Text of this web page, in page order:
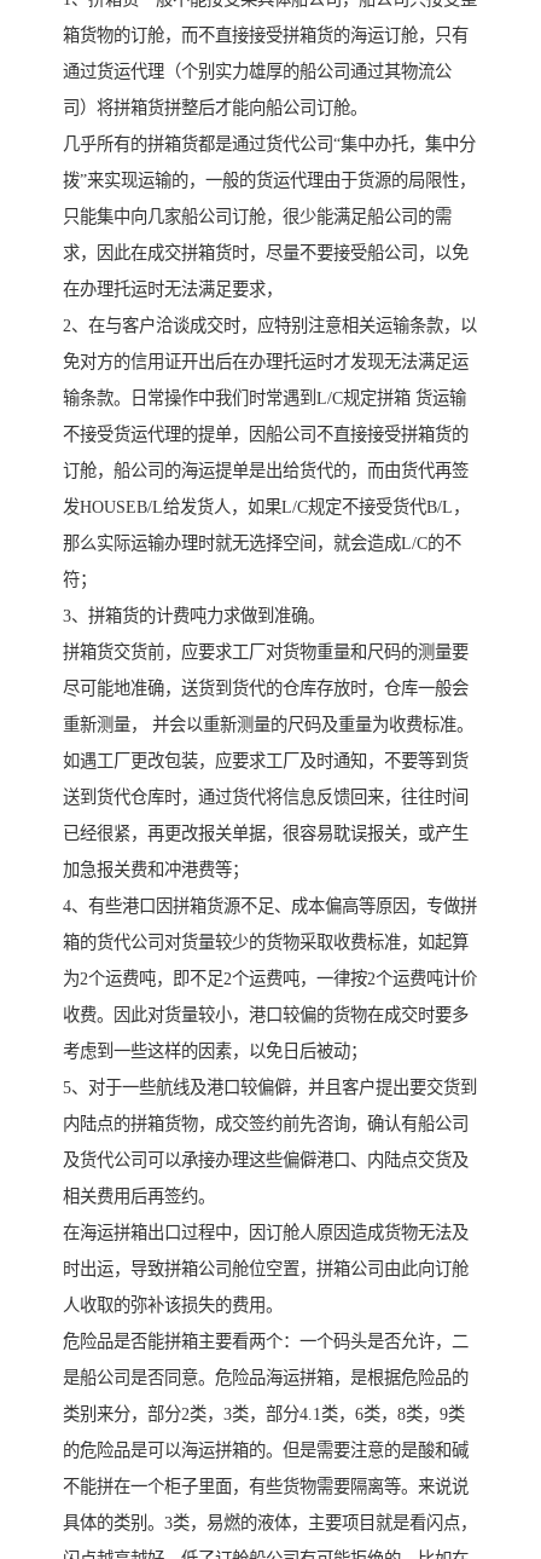
箱货物的订舱，而不直接接受拼箱货的海运订舱，只有
通过货运代理（个别实力雄厚的船公司通过其物流公
司）将拼箱货拼整后才能向船公司订舱。
几乎所有的拼箱货都是通过货代公司“集中办托，集中分
拨”来实现运输的，一般的货运代理由于货源的局限性，
只能集中向几家船公司订舱，很少能满足船公司的需
求，因此在成交拼箱货时，尽量不要接受船公司，以免
在办理托运时无法满足要求，
2、在与客户洽谈成交时，应特别注意相关运输条款，以
免对方的信用证开出后在办理托运时才发现无法满足运
输条款。日常操作中我们时常遇到L/C规定拼箱 货运输
不接受货运代理的提单，因船公司不直接接受拼箱货的
订舱，船公司的海运提单是出给货代的，而由货代再签
发HOUSEB/L给发货人，如果L/C规定不接受货代B/L，
那么实际运输办理时就无选择空间，就会造成L/C的不
符；
3、拼箱货的计费吨力求做到准确。
拼箱货交货前，应要求工厂对货物重量和尺码的测量要
尽可能地准确，送货到货代的仓库存放时，仓库一般会
重新测量， 并会以重新测量的尺码及重量为收费标准。
如遇工厂更改包装，应要求工厂及时通知，不要等到货
送到货代仓库时，通过货代将信息反馈回来，往往时间
已经很紧，再更改报关单据，很容易耽误报关，或产生
加急报关费和冲港费等；
4、有些港口因拼箱货源不足、成本偏高等原因，专做拼
箱的货代公司对货量较少的货物采取收费标准，如起算
为2个运费吨，即不足2个运费吨，一律按2个运费吨计价
收费。因此对货量较小，港口较偏的货物在成交时要多
考虑到一些这样的因素，以免日后被动；
5、对于一些航线及港口较偏僻，并且客户提出要交货到
内陆点的拼箱货物，成交签约前先咨询，确认有船公司
及货代公司可以承接办理这些偏僻港口、内陆点交货及
相关费用后再签约。
在海运拼箱出口过程中，因订舱人原因造成货物无法及
时出运，导致拼箱公司舱位空置，拼箱公司由此向订舱
人收取的弥补该损失的费用。
危险品是否能拼箱主要看两个：一个码头是否允许，二
是船公司是否同意。危险品海运拼箱，是根据危险品的
类别来分，部分2类，3类，部分4.1类，6类，8类，9类
的危险品是可以海运拼箱的。但是需要注意的是酸和碱
不能拼在一个柜子里面，有些货物需要隔离等。来说说
具体的类别。3类，易燃的液体，主要项目就是看闪点，